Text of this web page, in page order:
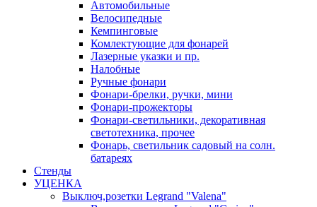
Автомобильные
Велосипедные
Кемпинговые
Комлектующие для фонарей
Лазерные указки и пр.
Налобные
Ручные фонари
Фонари-брелки, ручки, мини
Фонари-прожекторы
Фонари-светильники, декоративная
светотехника, прочее
Фонарь, светильник садовый на солн.
батареях
Стенды
УЦЕНКА
Выключ,розетки Legrand "Valena"